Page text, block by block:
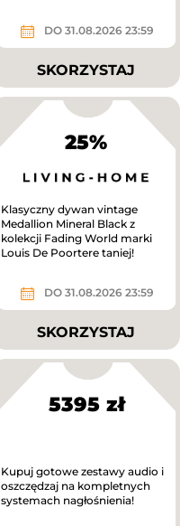
DO 31.08.2026 23:59
SKORZYSTAJ
25%
Klasyczny dywan vintage
Medallion Mineral Black z
kolekcji Fading World marki
Louis De Poortere taniej!
DO 31.08.2026 23:59
SKORZYSTAJ
5395 zł
Kupuj gotowe zestawy audio i
oszczędzaj na kompletnych
systemach nagłośnienia!